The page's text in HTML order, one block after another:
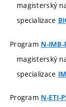
magisterský
specializace
Program N-
magisterský
specializace
Program N-ETI-